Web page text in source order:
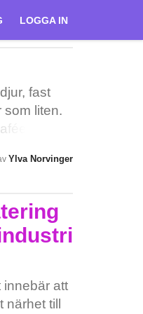
LOGGA IN
fast
som liten.
Vi
Ylva Norvinger
innebär att
till